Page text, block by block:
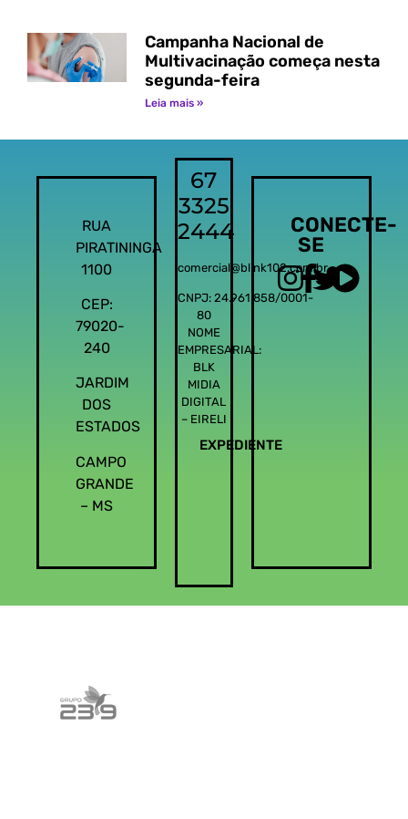
Campanha Nacional de
Multivacinação começa nesta
segunda-feira
Leia mais »
RUA
PIRATININGA
1100
CEP:
79020-
240
JARDIM
DOS
ESTADOS
CAMPO
GRANDE
– MS
67
3325
2444
comercial@blink102.com.br
CNPJ: 24.961.858/0001-
80
NOME
EMPRESARIAL:
BLK
MIDIA
DIGITAL
– EIRELI
EXPEDIENTE
CONECTE-
SE